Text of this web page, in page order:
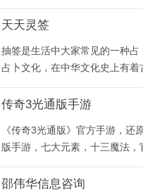
然一新的主角
天天灵签
抽签是生活中大家常见的一种占
占卜文化，在中华文化史上有着
天天吉签为您提供线上解签服务
行解签，另有各种灵签在线抽签
传奇3光通版手游
《传奇3光通版》官方手游，还
版手游，七大元素，十三魔法，
邵伟华信息咨询